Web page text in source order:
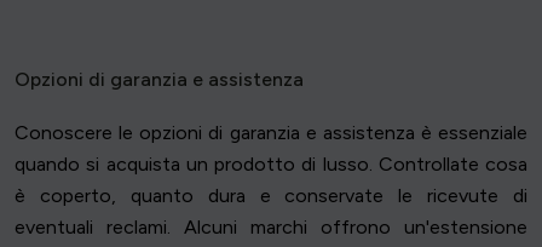
Opzioni di garanzia e assistenza
Conoscere le opzioni di garanzia e assistenza è essenziale
quando si acquista un prodotto di lusso. Controllate cosa
è coperto, quanto dura e conservate le ricevute di
eventuali reclami. Alcuni marchi offrono un'estensione